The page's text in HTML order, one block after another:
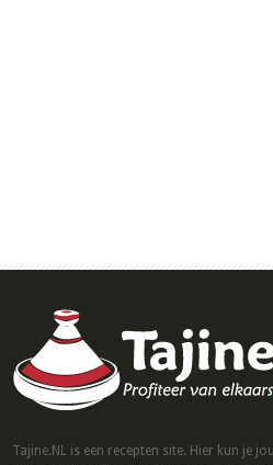
Tajine.NL is een recepten site. Hier kun je